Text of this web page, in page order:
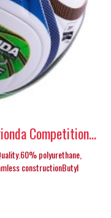
Adidas, FIFA World Cup 26™ Trionda Competition Ball , koko 5
polyurethane,
constructionButyl